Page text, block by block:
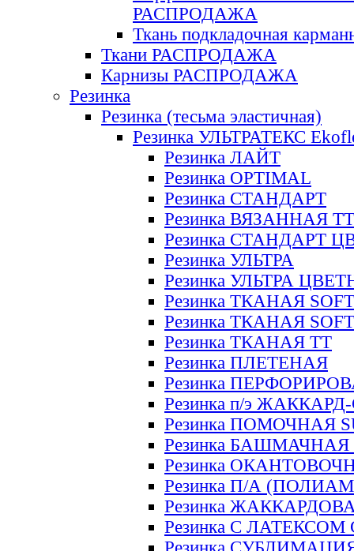
РАСПРОДАЖА
Ткань подкладочная
Ткани РАСПРОДАЖА
Карнизы РАСПРОДАЖА
Резинка
Резинка (тесьма эластичная)
Резинка УЛЬТРАТЕКС
Резинка ЛАЙТ
Резинка OPTIMAL
Резинка СТАНДАРТ
Резинка ВЯЗАННАЯ ТТ
Резинка СТАНДАРТ
Резинка УЛЬТРА
Резинка УЛЬТРА
Резинка ТКАНАЯ SOFT
Резинка ТКАНАЯ
Резинка ТКАНАЯ ТТ
Резинка ПЛЕТЕНАЯ
Резинка
Резинка п/э
Резинка ПОМОЧНАЯ
Резинка БАШМАЧНАЯ
Резинка
Резинка П/А
Резинка
Резинка С ЛАТЕКСОМ